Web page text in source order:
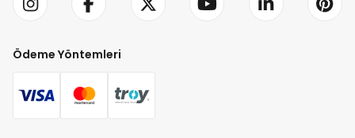
Ödeme Yöntemleri